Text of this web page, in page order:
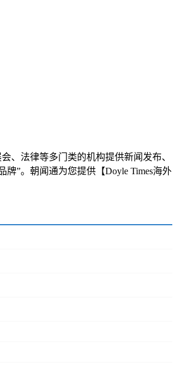
、法律等多门类的机构提供新闻发布、
”。朝闻通为您提供【Doyle Times海外